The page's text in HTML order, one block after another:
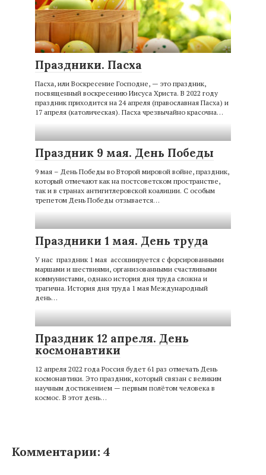
Праздники. Пасха
Пасха, или Воскресение Господне, — это праздник,
посвященный воскресению Иисуса Христа. В 2022 году
праздник приходится на 24 апреля (православная Пасха) и
17 апреля (католическая). Пасха чрезвычайно красочна…
Праздник 9 мая. День Победы
9 мая – День Победы во Второй мировой войне, праздник,
который отмечают как на постсоветском пространстве,
так и в странах антигитлеровской коалиции. С особым
трепетом День Победы отзывается…
Праздники 1 мая. День труда
У нас праздник 1 мая ассоциируется с форсированными
маршами и шествиями, организованными счастливыми
коммунистами, однако история дня труда сложна и
трагична. История дня труда 1 мая Международный
день…
Праздник 12 апреля. День
космонавтики
12 апреля 2022 года Россия будет 61 раз отмечать День
космонавтики. Это праздник, который связан с великим
научным достижением — первым полётом человека в
космос. В этот день…
Комментарии: 4